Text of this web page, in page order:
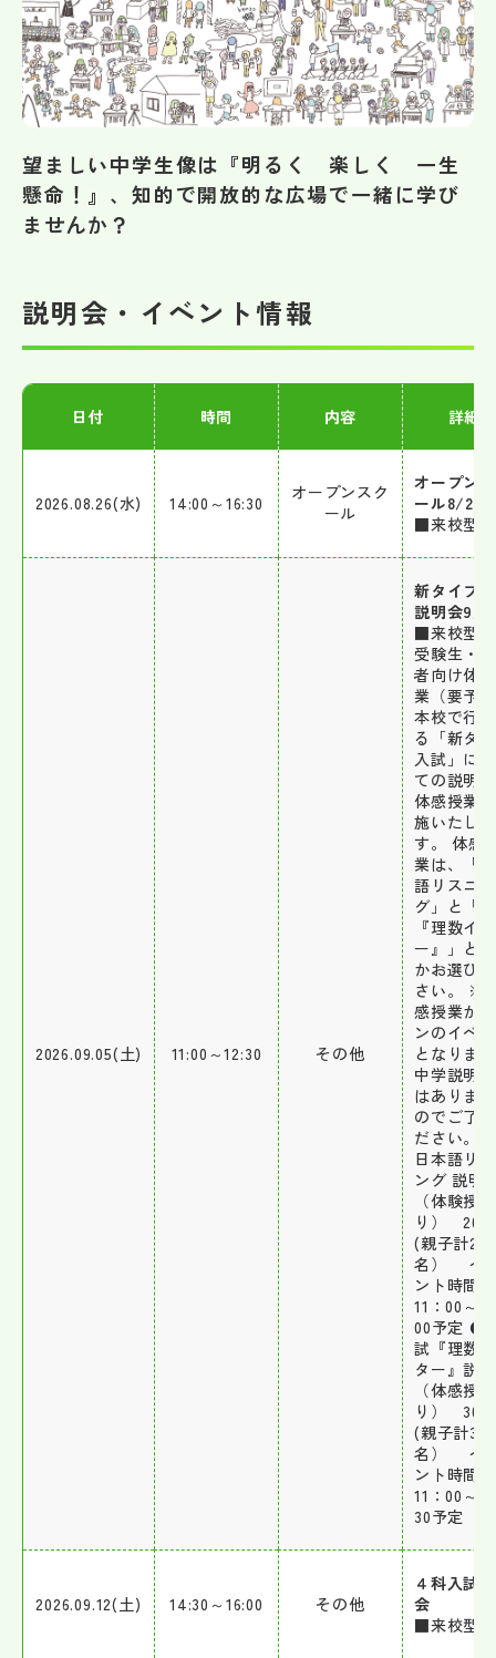
特集
NettyLandかわら版
その他
お問い合わせ
個人情報保護方針
サイトマップ
望ましい中学生像は『明るく 楽しく 一生
懸命！』、知的で開放的な広場で一緒に学び
ませんか？
説明会・イベント情報
日付 時間 内容 詳細
2026.08.26(水) 14:00～16:30
オープンスク
ール
オープン
ール8/26
■来校型
2026.09.05(土) 11:00～12:30 その他
新タイプ
説明会9/5
■来校型
受験生・
者向け体
業（要予
本校で行
る「新タ
入試」に
ての説明
体感授業
施いたしま
す。 体感
業は、「
語リスニン
グ」と「
『理数イ
ー』」ど
かお選び
さい。 ※
感授業が
ンのイベ
となりま
中学説明
はありま
のでご了
ださい。
日本語リ
ング 説明
（体験授
り） 20名
(親子計20
名） イ
ント時間／
11：00～
00予定 ●
試『理数
ター』説
（体感授
り） 30名
(親子計30
名） イ
ント時間／
11：00～
30予定
2026.09.12(土) 14:30～16:00 その他
４科入試
会
■来校型